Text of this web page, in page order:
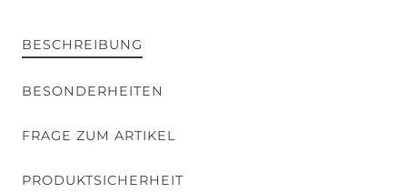
BESCHREIBUNG
BESONDERHEITEN
FRAGE ZUM ARTIKEL
PRODUKTSICHERHEIT